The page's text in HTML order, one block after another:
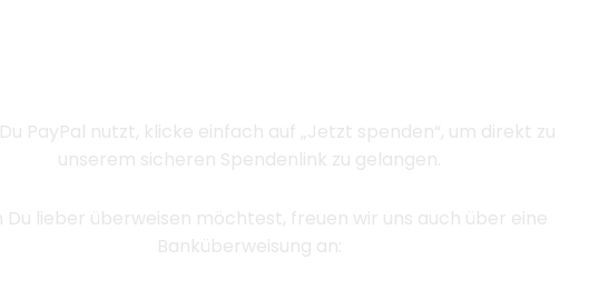
PayPal nutzt, klicke einfach auf „Jetzt spenden“, um direkt zu
unserem sicheren Spendenlink zu gelangen.
Du lieber überweisen möchtest, freuen wir uns auch über eine
Banküberweisung an: